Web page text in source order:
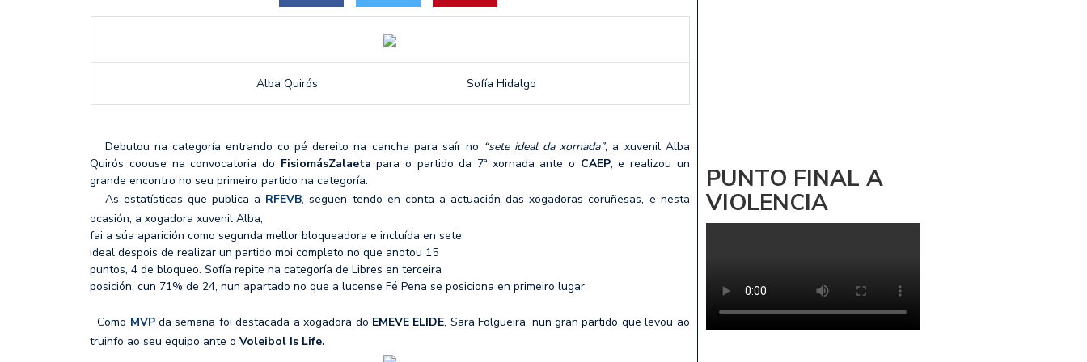
MÉRCORES CON M DE MADRIÑA: NOA PARDIÑAS
SF2: FEEL ALCOBENDAS Vs CV ZALAETA
Alba Quirós Sofía Hidalgo
Debutou na categoría entrando co pé dereito na cancha para saír no “sete ideal da xornada”, a xuvenil Alba
Quirós coouse na convocatoria do FisiomásZalaeta para o partido da 7ª xornada ante o CAEP, e realizou un
grande encontro no seu primeiro partido na categoría.
As estatísticas que publica a RFEVB,seguen tendo en conta a actuación das xogadoras coruñesas, e nesta
ocasión, a xogadora xuvenil Alba,
fai a súa aparición como segunda mellor bloqueadora e incluída en sete
ideal despois de realizar un partido moi completo no que anotou 15
puntos, 4 de bloqueo. Sofía repite na categoría de Libres en terceira
posición, cun 71% de 24, nun apartado no que a lucense Fé Pena se posiciona en primeiro lugar.
Como MVPda semana foi destacada a xogadora do EMEVE ELIDE, Sara Folgueira, nun gran partido que levou ao
truinfo ao seu equipo ante oVoleibol Is Life.
PUNTO FINAL A
VIOLENCIA